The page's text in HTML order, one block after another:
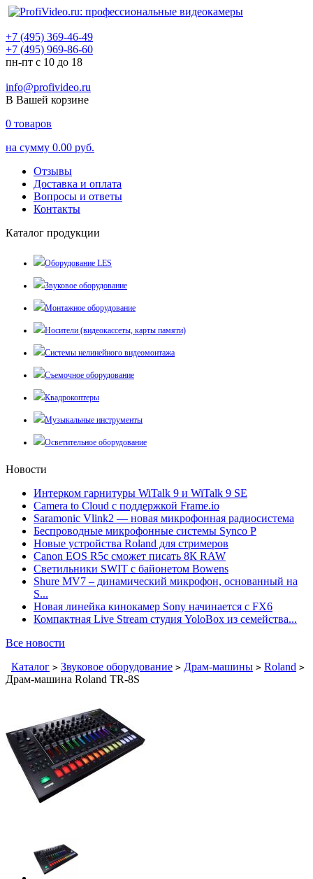
+7 (495) 369-46-49
+7 (495) 969-86-60
пн-пт с 10 до 18
info@profivideo.ru
В Вашей корзине
0 товаров
на сумму 0.00 руб.
Отзывы
Доставка и оплата
Вопросы и ответы
Контакты
Каталог продукции
Оборудование LES
Звуковое оборудование
Монтажное оборудование
Носители (видеокассеты, карты памяти)
Системы нелинейного видеомонтажа
Съемочное оборудование
Квадрокоптеры
Музыкальные инструменты
Осветительное оборудование
Новости
Интерком гарнитуры WiTalk 9 и WiTalk 9 SE
Camera to Cloud с поддержкой Frame.io
Saramonic Vlink2 — новая микрофонная радиосистема
Беспроводные микрофонные системы Synco P
Новые устройства Roland для стримеров
Canon EOS R5c сможет писать 8К RAW
Светильники SWIT с байонетом Bowens
Shure MV7 – динамический микрофон, основанный на
S...
Новая линейка кинокамер Sony начинается с FX6
Компактная Live Stream студия YoloBox из семейства...
Все новости
Каталог > Звуковое оборудование > Драм-машины > Roland >
Драм-машина Roland TR-8S